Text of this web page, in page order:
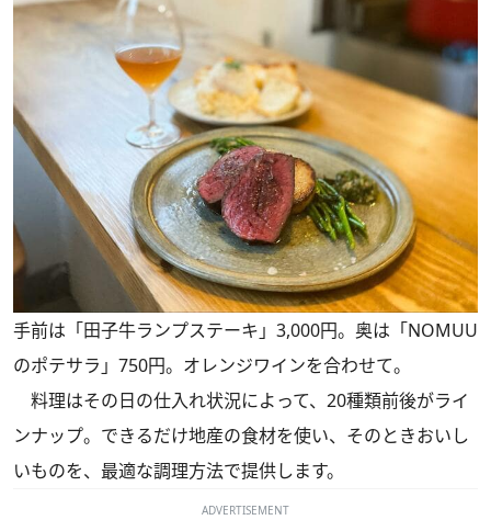
手前は「田子牛ランプステーキ」3,000円。奥は「NOMUU
のポテサラ」750円。オレンジワインを合わせて。
料理はその日の仕入れ状況によって、20種類前後がライ
ンナップ。できるだけ地産の食材を使い、そのときおいし
いものを、最適な調理方法で提供します。
ADVERTISEMENT